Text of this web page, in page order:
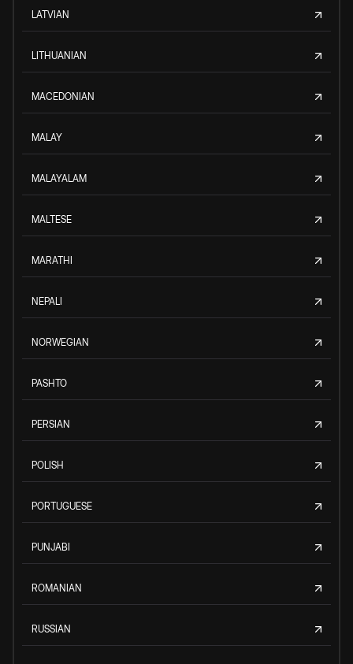
LATVIAN
LITHUANIAN
MACEDONIAN
MALAY
MALAYALAM
MALTESE
MARATHI
NEPALI
NORWEGIAN
PASHTO
PERSIAN
POLISH
PORTUGUESE
PUNJABI
ROMANIAN
RUSSIAN